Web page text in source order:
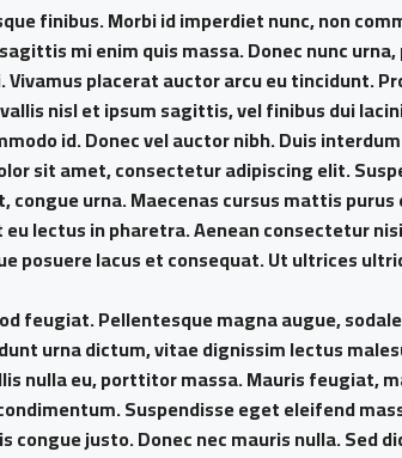
finibus. Morbi id imperdiet nunc, non
mi enim quis massa. Donec nunc
placerat auctor arcu eu tincidunt.
nisl et ipsum sagittis, vel finibus dui
id. Donec vel auctor nibh. Duis
sit amet, consectetur adipiscing elit.
congue urna. Maecenas cursus mattis
lectus in pharetra. Aenean consectetur
posuere lacus et consequat. Ut ultrices
feugiat. Pellentesque magna augue,
urna dictum, vitae dignissim lectus
nulla eu, porttitor massa. Mauris feugiat,
Suspendisse eget eleifend
justo. Donec nec mauris nulla. Sed